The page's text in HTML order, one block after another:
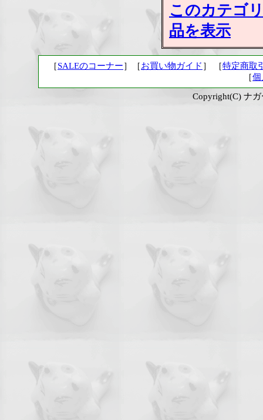
このカテゴ
品を表示
［SALEのコーナー］［お買い物ガイド ］ ［特定商取
［個
Copyright(C) ナ